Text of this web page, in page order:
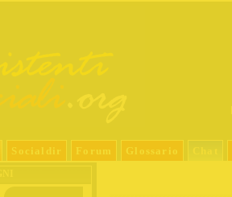
Socialdir Forum Glossario